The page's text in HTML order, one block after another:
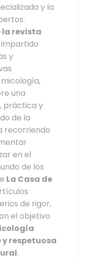
y la
revista
y
una
práctica y
de la
recorriendo
en el
de los
La Casa de
de rigor,
el objetivo
respetuosa
.